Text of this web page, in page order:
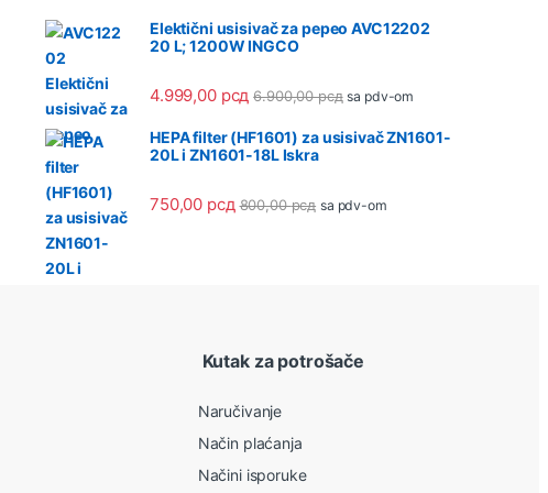
Elektični usisivač za pepeo AVC12202
20 L; 1200W INGCO
4.999,00 рсд 6.900,00рсд sa pdv-om
HEPA filter (HF1601) za usisivač ZN1601-
20L i ZN1601-18L Iskra
750,00 рсд 800,00рсд sa pdv-om
Kutak za potrošače
Naručivanje
Način plaćanja
Načini isporuke